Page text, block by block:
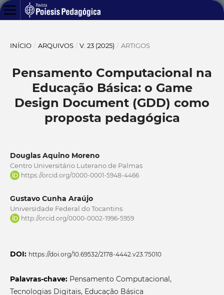
INÍCIO / ARQUIVOS / V. 23 (2025) / ARTIGOS
Pensamento Computacional na
Educação Básica: o Game
Design Document (GDD) como
proposta pedagógica
Douglas Aquino Moreno
Centro Universitário Luterano de Palmas
https://orcid.org/0000-0001-5948-4466
Gustavo Cunha Araújo
Universidade Federal do Tocantins
http://orcid.org/0000-0002-1996-5959
DOI: https://doi.org/10.69532/2178-4442.v23.75010
Palavras-chave: Pensamento Computacional,
Tecnologias Digitais, Educação Básica